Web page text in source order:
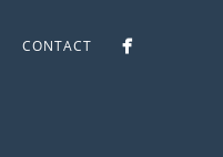
CONTACT